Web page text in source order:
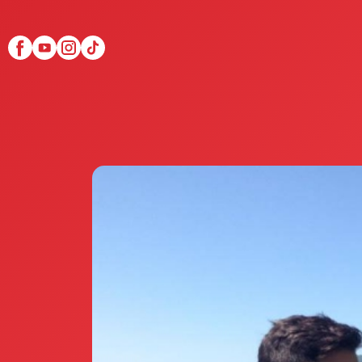
La fondatrice Valeria